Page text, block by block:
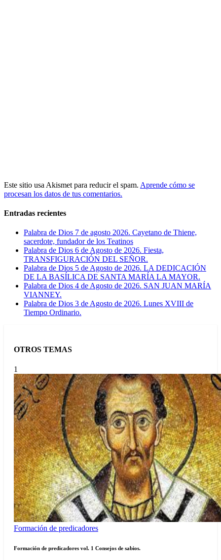
Este sitio usa Akismet para reducir el spam. Aprende cómo se
procesan los datos de tus comentarios.
Entradas recientes
Palabra de Dios 7 de agosto 2026. Cayetano de Thiene,
sacerdote, fundador de los Teatinos
Palabra de Dios 6 de Agosto de 2026. Fiesta,
TRANSFIGURACIÓN DEL SEÑOR.
Palabra de Dios 5 de Agosto de 2026. LA DEDICACIÓN
DE LA BASÍLICA DE SANTA MARÍA LA MAYOR.
Palabra de Dios 4 de Agosto de 2026. SAN JUAN MARÍA
VIANNEY.
Palabra de Dios 3 de Agosto de 2026. Lunes XVIII de
Tiempo Ordinario.
OTROS TEMAS
1
Formación de predicadores
Formación de predicadores vol. 1 Consejos de sabios.